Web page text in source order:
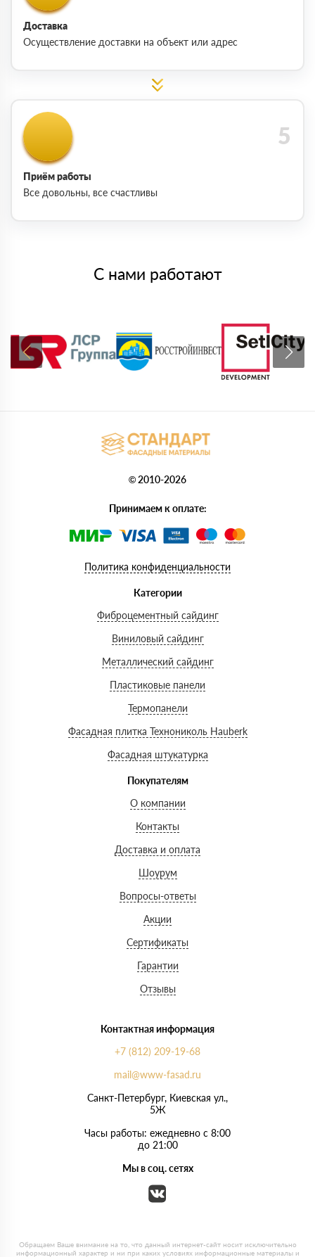
Доставка
Осуществление доставки на объект или адрес
Приём работы
Все довольны, все счастливы
С нами работают
© 2010-2026
Принимаем к оплате:
Политика конфиденциальности
Категории
Фиброцементный сайдинг
Виниловый сайдинг
Металлический сайдинг
Пластиковые панели
Термопанели
Фасадная плитка Технониколь Hauberk
Фасадная штукатурка
Покупателям
О компании
Контакты
Доставка и оплата
Шоурум
Вопросы-ответы
Акции
Сертификаты
Гарантии
Отзывы
Контактная информация
+7 (812) 209-19-68
mail@www-fasad.ru
Санкт-Петербург, ​Киевская ул.,
5Ж
Часы работы: ежедневно с 8:00
до 21:00
Мы в соц. сетях